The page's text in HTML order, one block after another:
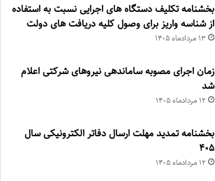
بخشنامه تکلیف دستگاه های اجرایی نسبت به استفاده
از شناسه واریز برای وصول کلیه دریافت های دولت
۱۳ مرداد‌ماه ۱۴۰۵
زمان اجرای مصوبه ساماندهی نیروهای شرکتی اعلام
شد
۱۲ مرداد‌ماه ۱۴۰۵
بخشنامه تمدید مهلت ارسال دفاتر الکترونیکی سال
۴۰۵
۱۲ مرداد‌ماه ۱۴۰۵